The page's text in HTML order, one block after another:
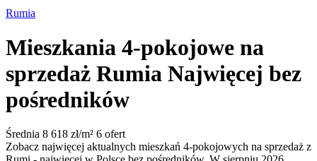
Rumia
Mieszkania 4-pokojowe na
sprzedaż Rumia Najwięcej bez
pośredników
Średnia 8 618 zł/m² 6 ofert
Zobacz najwięcej aktualnych mieszkań 4-pokojowych na sprzedaż z